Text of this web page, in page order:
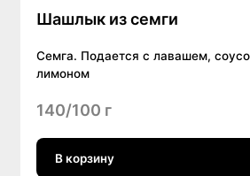
Шашлык из семги
Семга. Подается с лавашем,
лимоном
140/100 г
В корзину